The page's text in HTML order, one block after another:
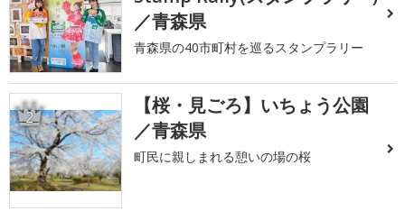
／青森県
青森県の40市町村を巡るスタンプラリー
2
【桜・見ごろ】いちょう公園
／青森県
町民に親しまれる憩いの場の桜